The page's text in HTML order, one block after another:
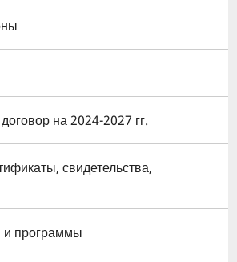
на 2024-2027 гг.
свидетельства,
программы